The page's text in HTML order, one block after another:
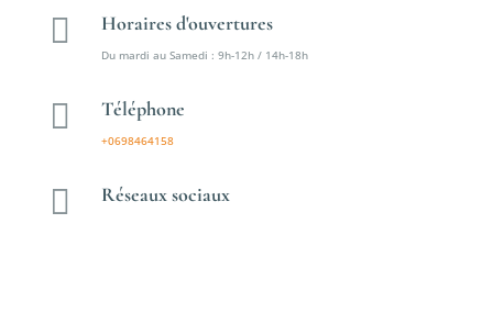
 Horaires d'ouvertures
Du mardi au Samedi : 9h-12h / 14h-18h
 Téléphone
+0698464158
 Réseaux sociaux